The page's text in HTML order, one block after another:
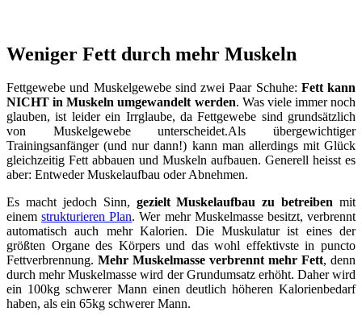
Weniger Fett durch mehr Muskeln
Fettgewebe und Muskelgewebe sind zwei Paar Schuhe: Fett kann
NICHT in Muskeln umgewandelt werden. Was viele immer noch
glauben, ist leider ein Irrglaube, da Fettgewebe sind grundsätzlich
von Muskelgewebe unterscheidet.Als übergewichtiger
Trainingsanfänger (und nur dann!) kann man allerdings mit Glück
gleichzeitig Fett abbauen und Muskeln aufbauen. Generell heisst es
aber: Entweder Muskelaufbau oder Abnehmen.
Es macht jedoch Sinn, gezielt Muskelaufbau zu betreiben mit
einemstrukturieren Plan. Wer mehr Muskelmasse besitzt, verbrennt
automatisch auch mehr Kalorien. Die Muskulatur ist eines der
größten Organe des Körpers und das wohl effektivste in puncto
Fettverbrennung. Mehr Muskelmasse verbrennt mehr Fett, denn
durch mehr Muskelmasse wird der Grundumsatz erhöht. Daher wird
ein 100kg schwerer Mann einen deutlich höheren Kalorienbedarf
haben, als ein 65kg schwerer Mann.